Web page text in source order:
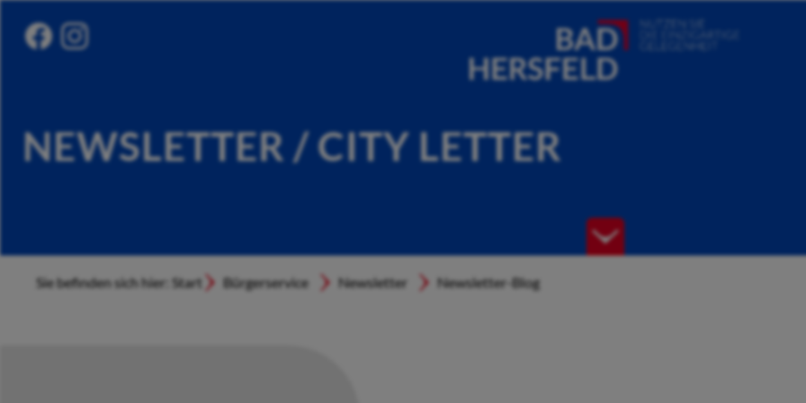
NEWSLETTER / CITY LETTER
Sie befinden sich hier: Start Bürgerservice Newsletter Newsletter-Blog